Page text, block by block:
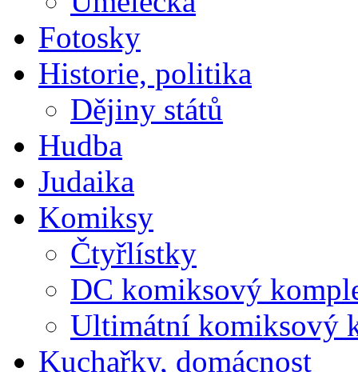
Fotosky
Historie, politika
Dějiny států
Hudba
Judaika
Komiksy
Čtyřlístky
DC komiksový
Ultimátní komiksový
Kuchařky, domácnost